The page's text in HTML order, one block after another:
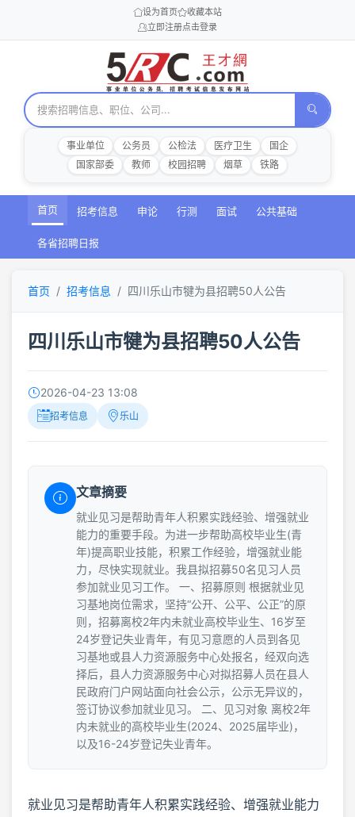
设为首页
收藏本站
立即注册点击登录
事业单位 公务员 公检法 医疗卫生
国企
国家部委
教师 校园招聘 烟草 铁路
首页 招考信息 申论 行测 面试 公共基础
各省招聘日报
首页 招考信息 四川乐山市犍为县招聘50人公告
四川乐山市犍为县招聘50人公告
2026-04-23 13:08
招考信息 乐山
文章摘要
就业见习是帮助青年人积累实践经验、增强就业
能力的重要手段。为进一步帮助高校毕业生(青
年)提高职业技能，积累工作经验，增强就业能
力，尽快实现就业。我县拟招募50名见习人员
参加就业见习工作。 一、招募原则 根据就业见
习基地岗位需求，坚持“公开、公平、公正”的原
则，招募离校2年内未就业高校毕业生、16岁至
24岁登记失业青年，有见习意愿的人员到各见
习基地或县人力资源服务中心处报名，经双向选
择后，县人力资源服务中心对拟招募人员在县人
民政府门户网站面向社会公示，公示无异议的，
签订协议参加就业见习。 二、见习对象 离校2年
内未就业的高校毕业生(2024、2025届毕业)，
以及16-24岁登记失业青年。
就业见习是帮助青年人积累实践经验、增强就业能力